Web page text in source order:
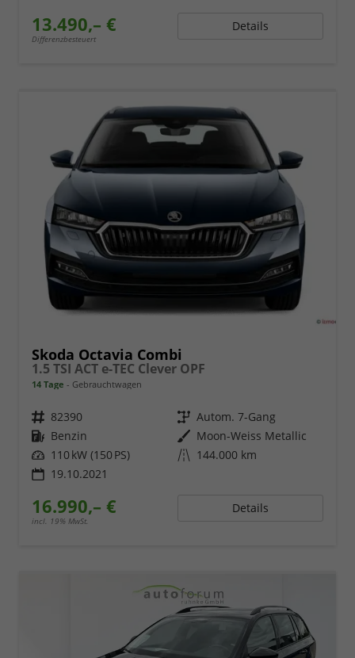
13.490,– €
Differenzbesteuert
Details
Skoda Octavia Combi
1.5 TSI ACT e-TEC Clever OPF
14 Tage Gebrauchtwagen
Fahrzeugnr. 82390 Getriebe Autom. 7-Gang
Kraftstoff Benzin Außenfarbe Moon-Weiss Metallic
Leistung 110 kW (150 PS) Kilometerstand 144.000 km
19.10.2021
16.990,– €
incl. 19% MwSt.
Details